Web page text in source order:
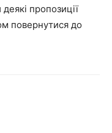
пропозиції
повернутися до